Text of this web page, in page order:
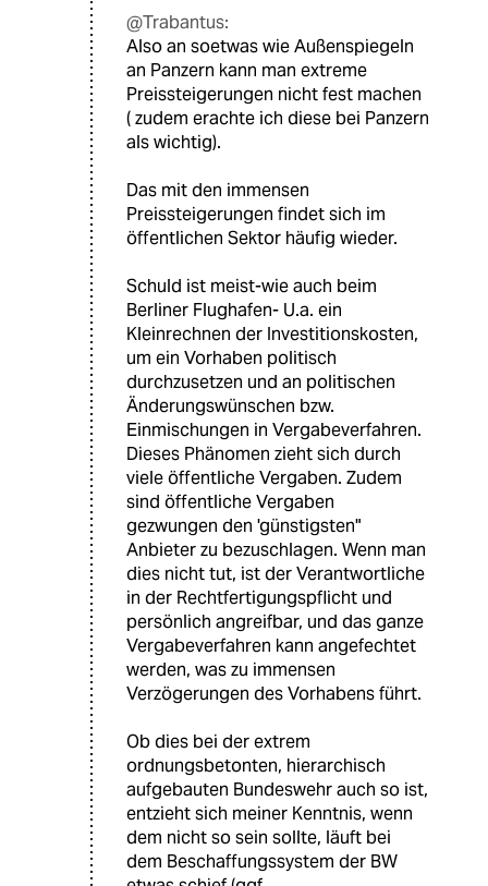
@Trabantus:
Also an soetwas wie Außenspiegeln
an Panzern kann man extreme
Preissteigerungen nicht fest machen
( zudem erachte ich diese bei Panzern
als wichtig).
Das mit den immensen
Preissteigerungen findet sich im
öffentlichen Sektor häufig wieder.
Schuld ist meist-wie auch beim
Berliner Flughafen- U.a. ein
Kleinrechnen der Investitionskosten,
um ein Vorhaben politisch
durchzusetzen und an politischen
Änderungswünschen bzw.
Einmischungen in Vergabeverfahren.
Dieses Phänomen zieht sich durch
viele öffentliche Vergaben. Zudem
sind öffentliche Vergaben
gezwungen den 'günstigsten"
Anbieter zu bezuschlagen. Wenn man
dies nicht tut, ist der Verantwortliche
in der Rechtfertigungspflicht und
persönlich angreifbar, und das ganze
Vergabeverfahren kann angefechtet
werden, was zu immensen
Verzögerungen des Vorhabens führt.
Ob dies bei der extrem
ordnungsbetonten, hierarchisch
aufgebauten Bundeswehr auch so ist,
entzieht sich meiner Kenntnis, wenn
dem nicht so sein sollte, läuft bei
dem Beschaffungssystem der BW